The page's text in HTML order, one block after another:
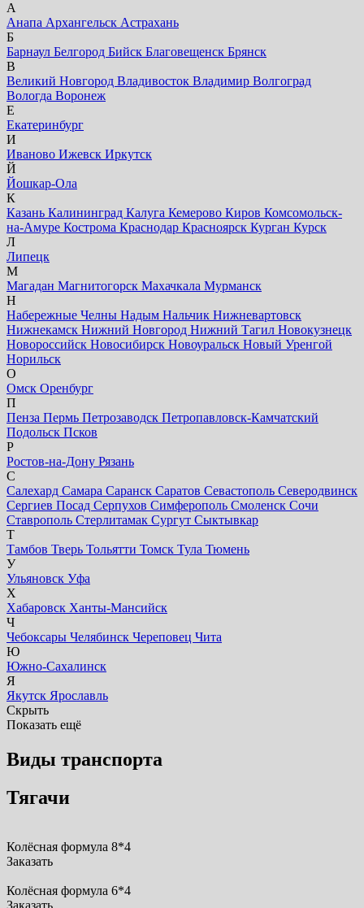
А
Анапа Архангельск Астрахань
Б
Барнаул Белгород Бийск Благовещенск Брянск
В
Великий Новгород Владивосток Владимир Волгоград
Вологда Воронеж
Е
Екатеринбург
И
Иваново Ижевск Иркутск
Й
Йошкар-Ола
К
Казань Калининград Калуга Кемерово Киров Комсомольск-
на-Амуре Кострома Краснодар Красноярск Курган Курск
Л
Липецк
М
Магадан Магнитогорск Махачкала Мурманск
Н
Набережные Челны Надым Нальчик Нижневартовск
Нижнекамск Нижний Новгород Нижний Тагил Новокузнецк
Новороссийск Новосибирск Новоуральск Новый Уренгой
Норильск
О
Омск Оренбург
П
Пенза Пермь Петрозаводск Петропавловск-Камчатский
Подольск Псков
Р
Ростов-на-Дону Рязань
С
Салехард Самара Саранск Саратов Севастополь Северодвинск
Сергиев Посад Серпухов Симферополь Смоленск Сочи
Ставрополь Стерлитамак Сургут Сыктывкар
Т
Тамбов Тверь Тольятти Томск Тула Тюмень
У
Ульяновск Уфа
Х
Хабаровск Ханты-Мансийск
Ч
Чебоксары Челябинск Череповец Чита
Ю
Южно-Сахалинск
Я
Якутск Ярославль
Скрыть
Показать ещё
Виды транспорта
Тягачи
Колёсная формула 8*4
Заказать
Колёсная формула 6*4
Заказать